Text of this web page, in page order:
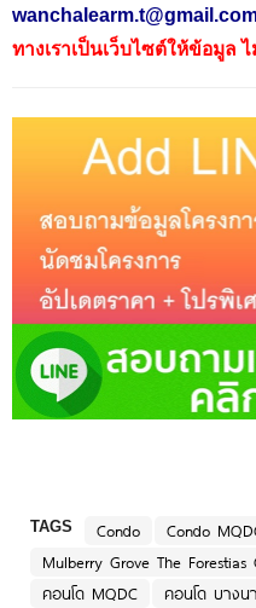
ทางเราเป็นเว็บไซต์ให้ข้อมูล
TAGS Condo Condo
Mulberry Grove The Forestias
คอนโด MQDC
คอนโด บางน